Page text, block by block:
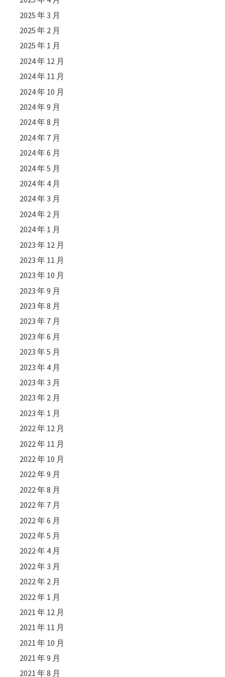
2025 年 3 月
2025 年 2 月
2025 年 1 月
2024 年 12 月
2024 年 11 月
2024 年 10 月
2024 年 9 月
2024 年 8 月
2024 年 7 月
2024 年 6 月
2024 年 5 月
2024 年 4 月
2024 年 3 月
2024 年 2 月
2024 年 1 月
2023 年 12 月
2023 年 11 月
2023 年 10 月
2023 年 9 月
2023 年 8 月
2023 年 7 月
2023 年 6 月
2023 年 5 月
2023 年 4 月
2023 年 3 月
2023 年 2 月
2023 年 1 月
2022 年 12 月
2022 年 11 月
2022 年 10 月
2022 年 9 月
2022 年 8 月
2022 年 7 月
2022 年 6 月
2022 年 5 月
2022 年 4 月
2022 年 3 月
2022 年 2 月
2022 年 1 月
2021 年 12 月
2021 年 11 月
2021 年 10 月
2021 年 9 月
2021 年 8 月